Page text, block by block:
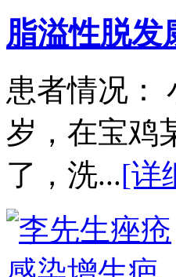
脂溢性脱发
患者情况：
岁，在宝鸡
了，洗...[详